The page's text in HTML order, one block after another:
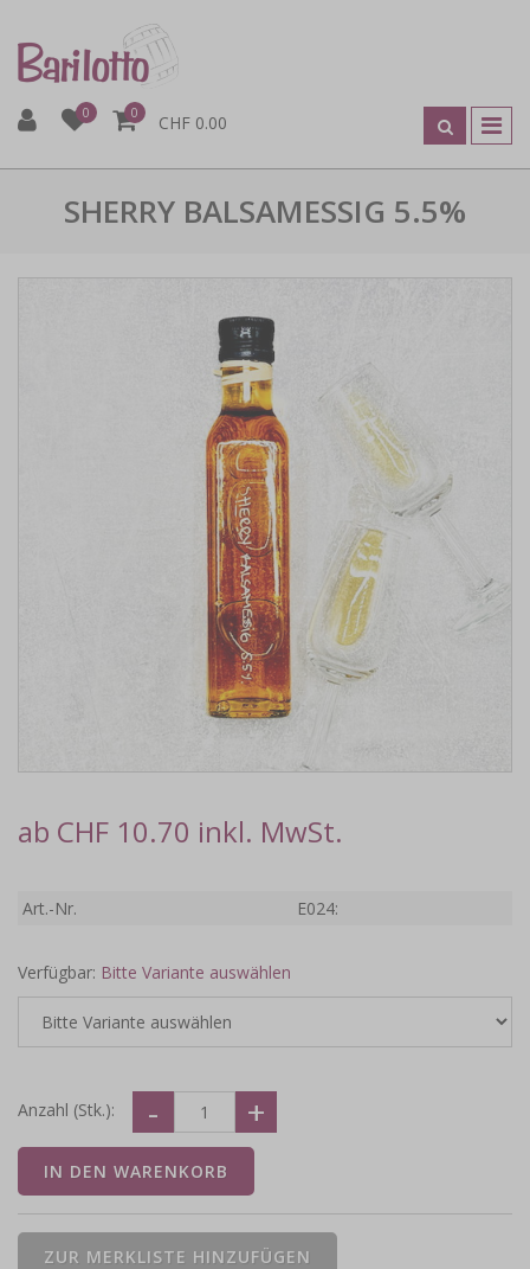
0 0 CHF 0.00
SHERRY BALSAMESSIG 5.5%
ab CHF 10.70 inkl. MwSt.
Art.-Nr. E024:
Verfügbar: Bitte Variante auswählen
Anzahl (Stk.):